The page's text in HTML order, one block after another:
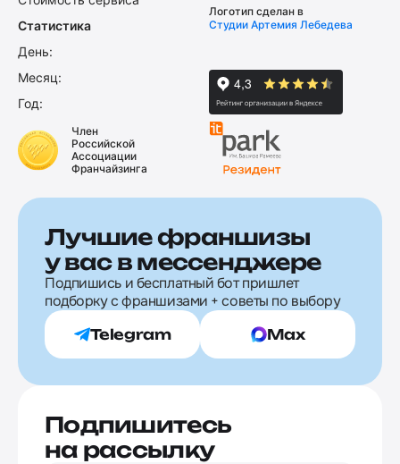
Статистика
День:
Месяц:
Год:
Логотип сделан в
Студии Артемия Лебедева
Член
Российской
Ассоциации
Франчайзинга
Лучшие франшизы
у вас в мессенджере
Подпишись и бесплатный бот пришлет
подборку с франшизами + советы по выбору
Telegram Max
Подпишитесь
на рассылку